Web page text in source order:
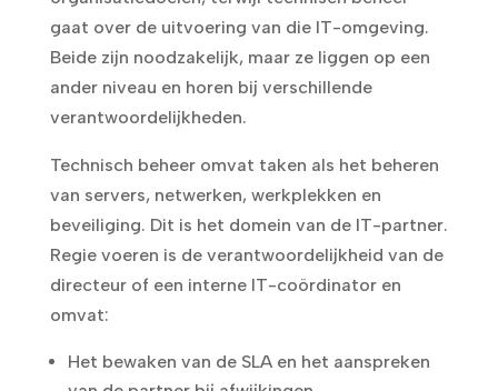
gaat over de uitvoering van die IT-omgeving.
Beide zijn noodzakelijk, maar ze liggen op een
ander niveau en horen bij verschillende
verantwoordelijkheden.
Technisch beheer omvat taken als het beheren
van servers, netwerken, werkplekken en
beveiliging. Dit is het domein van de IT-partner.
Regie voeren is de verantwoordelijkheid van de
directeur of een interne IT-coördinator en
omvat:
Het bewaken van de SLA en het aanspreken